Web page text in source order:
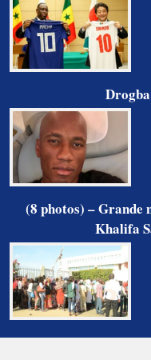
(8 photos) – Grande
Khalifa